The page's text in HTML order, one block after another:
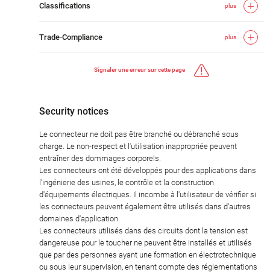
Classifications plus
Trade-Compliance plus
Signaler une erreur sur cette page
Security notices
Le connecteur ne doit pas être branché ou débranché sous
charge. Le non-respect et l'utilisation inappropriée peuvent
entraîner des dommages corporels.
Les connecteurs ont été développés pour des applications dans
l'ingénierie des usines, le contrôle et la construction
d'équipements électriques. Il incombe à l'utilisateur de vérifier si
les connecteurs peuvent également être utilisés dans d'autres
domaines d'application.
Les connecteurs utilisés dans des circuits dont la tension est
dangereuse pour le toucher ne peuvent être installés et utilisés
que par des personnes ayant une formation en électrotechnique
ou sous leur supervision, en tenant compte des réglementations